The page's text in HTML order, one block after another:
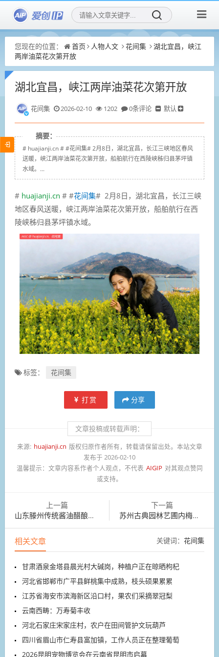
您现在的位置： 首页 人物人文 花间集
湖北宜昌，峡江
两岸油菜花次第开放
湖北宜昌，峡江两岸油菜花次第开放
花间集 2026-02-10 1202 0条评论 默认
摘要：
# huajianji.cn # #花间集# 2月8日，湖北宜昌，长江三峡地区春风
送暖，峡江两岸油菜花次第开放，船舶航行在西陵峡秭归县茅坪镇
水域。...
# huajianji.cn # #花间集# 2月8日，湖北宜昌，长江三峡
地区春风送暖，峡江两岸油菜花次第开放，船舶航行在西
陵峡秭归县茅坪镇水域。
标签： 花间集
打赏 分享
文章投稿或转载声明：
来源: huajianji.cn 版权归原作者所有，转载请保留出处。本站文章
发布于 2026-02-10
温馨提示： 文章内容系作者个人观点，不代表 AIGIP 对其观点赞同
或支持。
上一篇
山东滕州传统酱油醋酿造基地，公司员工在浇淋酱油
下一篇
苏州古典园林艺圃内梅花竞相绽放
相关文章 关键词： 花间集
甘肃酒泉金塔县晨光村大碱岗，种植户正在晾晒枸杞
河北省邯郸市广平县鲜桃集中成熟，枝头硕果累累
江苏省海安市滨海新区沿口村，果农们采摘翠冠梨
云南西畴：万寿菊丰收
河北石家庄宋家庄村，农户在田间管护文玩葫芦
四川省眉山市仁寿县富加镇，工作人员正在整理葡萄
2026昆明宠物博览会在云南省昆明市启幕